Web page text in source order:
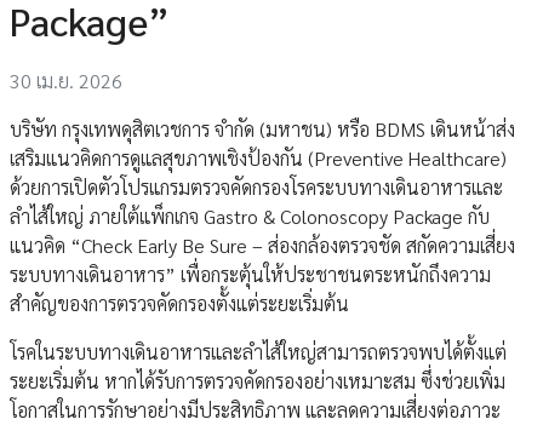
Package”
30 เม.ย. 2026
บริษัท กรุงเทพดุสิตเวชการ จำกัด (มหาชน) หรือ BDMS เดินหน้าส่ง
เสริมแนวคิดการดูแลสุขภาพเชิงป้องกัน (Preventive Healthcare)
ด้วยการเปิดตัวโปรแกรมตรวจคัดกรองโรคระบบทางเดินอาหารและ
ลำไส้ใหญ่ ภายใต้แพ็กเกจ Gastro & Colonoscopy Package กับ
แนวคิด “Check Early Be Sure – ส่องกล้องตรวจชัด สกัดความเสี่ยง
ระบบทางเดินอาหาร” เพื่อกระตุ้นให้ประชาชนตระหนักถึงความ
สำคัญของการตรวจคัดกรองตั้งแต่ระยะเริ่มต้น
โรคในระบบทางเดินอาหารและลำไส้ใหญ่สามารถตรวจพบได้ตั้งแต่
ระยะเริ่มต้น หากได้รับการตรวจคัดกรองอย่างเหมาะสม ซึ่งช่วยเพิ่ม
โอกาสในการรักษาอย่างมีประสิทธิภาพ และลดความเสี่ยงต่อภาวะ